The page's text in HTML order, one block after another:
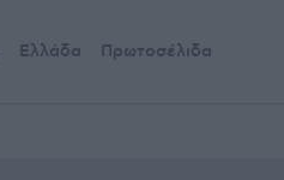
Ελλάδα Πρωτοσέλιδα